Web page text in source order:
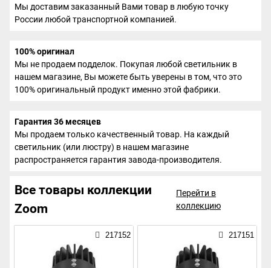
Мы доставим заказанный Вами товар в любую точку
России любой транспортной компанией.
100% оригинал
Мы не продаем подделок. Покупая любой светильник в
нашем магазине, Вы можете быть уверены в том, что это
100% оригинальный продукт именно этой фабрики.
Гарантия 36 месяцев
Мы продаем только качественный товар. На каждый
светильник (или люстру) в нашем магазине
распространяется гарантия завода-производителя.
Все товары коллекции
Zoom
Перейти в
коллекцию
217152 217151